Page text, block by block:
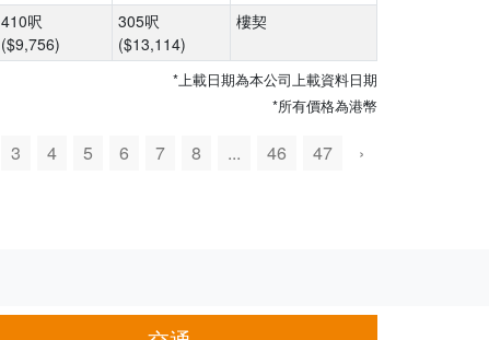
410呎
($9,756)
305呎
($13,114)
樓契
*上載日期為本公司上載資料日期
*所有價格為港幣
3 4 5 6 7 8 ... 46 47 ›